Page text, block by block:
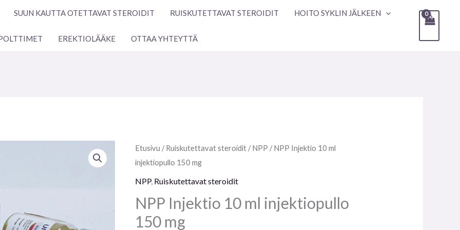
SUUN KAUTTA OTETTAVAT STEROIDIT RUISKUTETTAVAT STEROIDIT HOITO SYKLIN JÄLKEEN
EREKTIOLÄÄKE OTTAA YHTEYTTÄ
Etusivu /Ruiskutettavat steroidit /NPP / NPP Injektio 10 ml
injektiopullo 150 mg
NPP, Ruiskutettavat steroidit
NPP Injektio 10 ml injektiopullo
150 mg
NPP
Injektio
injektiopullo
150